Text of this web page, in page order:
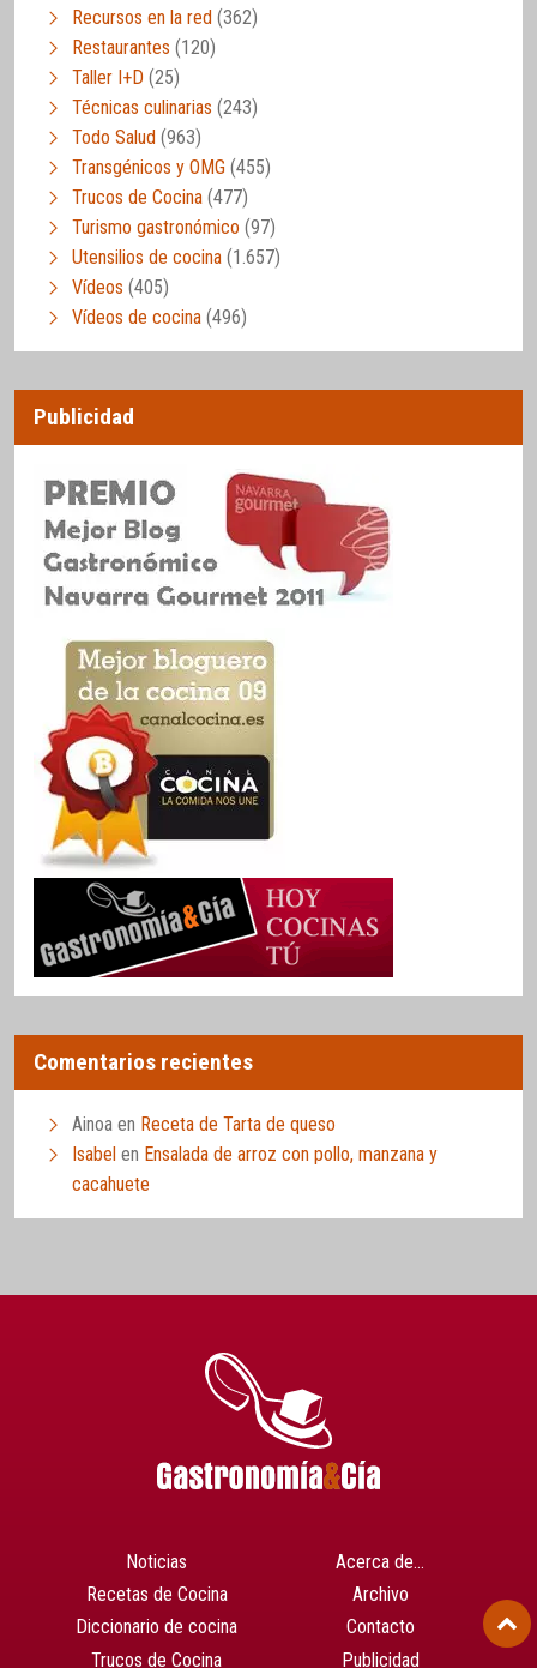
Recursos en la red (362)
Restaurantes (120)
Taller I+D (25)
Técnicas culinarias (243)
Todo Salud (963)
Transgénicos y OMG (455)
Trucos de Cocina (477)
Turismo gastronómico (97)
Utensilios de cocina (1.657)
Vídeos (405)
Vídeos de cocina (496)
Publicidad
Comentarios recientes
Ainoa en Receta de Tarta de queso
Isabel en Ensalada de arroz con pollo, manzana y
cacahuete
Noticias
Recetas de Cocina
Diccionario de cocina
Trucos de Cocina
Acerca de…
Archivo
Contacto
Publicidad